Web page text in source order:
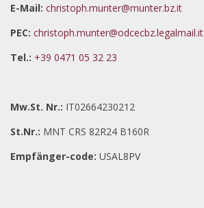
E-Mail: christoph.munter@munter.bz.it
PEC: christoph.munter@odcecbz.legalmail.it
Tel.: +39 0471 05 32 23
Mw.St. Nr.: IT02664230212
St.Nr.: MNT CRS 82R24 B160R
Empfänger-code: USAL8PV